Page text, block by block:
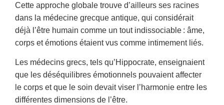
Cette approche globale trouve d’ailleurs ses racines
dans la médecine grecque antique, qui considérait
déjà l’être humain comme un tout indissociable : âme,
corps et émotions étaient vus comme intimement liés.
Les médecins grecs, tels qu’Hippocrate, enseignaient
que les déséquilibres émotionnels pouvaient affecter
le corps et que le soin devait viser l’harmonie entre les
différentes dimensions de l’être.